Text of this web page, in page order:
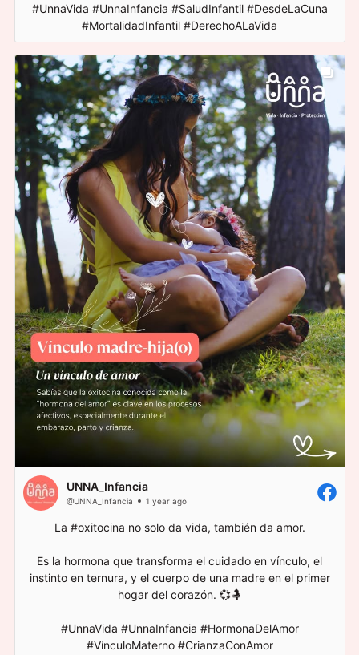
#UnnaVida #UnnaInfancia #SaludInfantil #DesdeLaCuna
#MortalidadInfantil #DerechoALaVida
UNNA_Infancia
@UNNA_Infancia 1 year ago
La #oxitocina no solo da vida, también da amor.
Es la hormona que transforma el cuidado en vínculo, el
instinto en ternura, y el cuerpo de una madre en el primer
hogar del corazón. 💞🤱
#UnnaVida #UnnaInfancia #HormonaDelAmor
#VínculoMaterno #CrianzaConAmor